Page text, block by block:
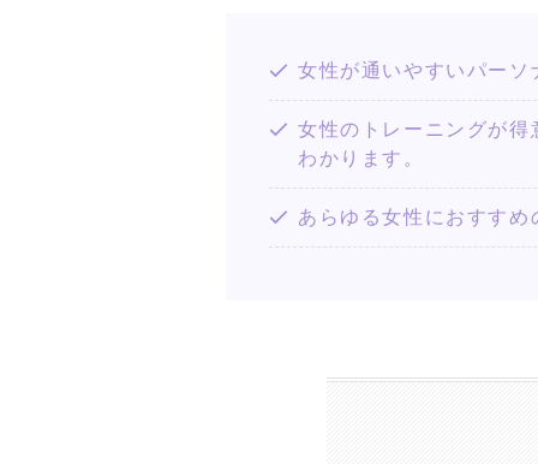
女性が通いやすいパーソ
女性のトレーニングが
わかります。
あらゆる女性におすすめ